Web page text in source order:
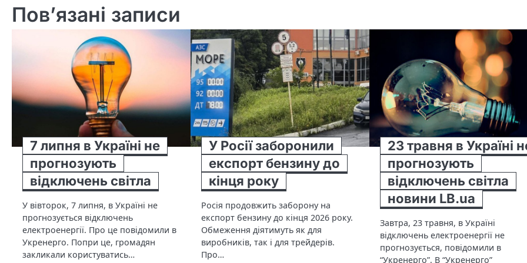
Пов’язані записи
7 липня в Україні не
прогнозують
відключень світла
У вівторок, 7 липня, в Україні не
прогнозується відключень
електроенергії. Про це повідомили в
Укренерго. Попри це, громадян
закликали користуватись…
У Росії заборонили
експорт бензину до
кінця року
Росія продовжить заборону на
експорт бензину до кінця 2026 року.
Обмеження діятимуть як для
виробників, так і для трейдерів.
Про…
23 травня в Україні
прогнозують
відключень світла
новини LB.ua
Завтра, 23 травня, в Україні
відключень електроенергії не
прогнозується, повідомили в
“Укренерго”. В “Укренерго”